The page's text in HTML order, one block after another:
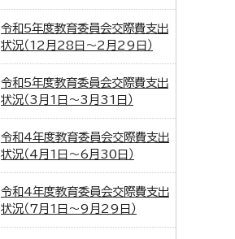
令和5年度教育委員会交際費支出
状況（12月28日～2月29日）
令和5年度教育委員会交際費支出
状況（3月1日～3月31日）
令和4年度教育委員会交際費支出
状況（4月1日～6月30日）
令和4年度教育委員会交際費支出
状況（7月1日～9月29日）